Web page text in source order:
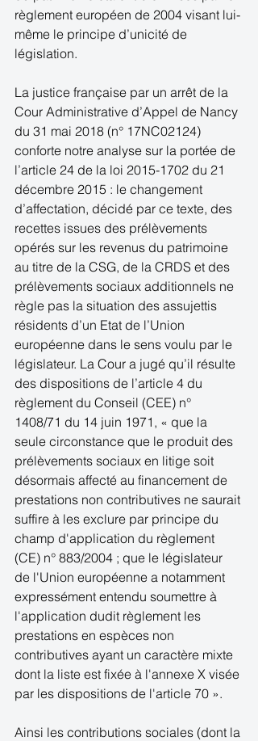
règlement européen de 2004 visant lui-
même le principe d’unicité de
législation.
La justice française par un arrêt de la
Cour Administrative d’Appel de Nancy
du 31 mai 2018 (n° 17NC02124)
conforte notre analyse sur la portée de
l’article 24 de la loi 2015-1702 du 21
décembre 2015 : le changement
d’affectation, décidé par ce texte, des
recettes issues des prélèvements
opérés sur les revenus du patrimoine
au titre de la CSG, de la CRDS et des
prélèvements sociaux additionnels ne
règle pas la situation des assujettis
résidents d’un Etat de l’Union
européenne dans le sens voulu par le
législateur. La Cour a jugé qu’il résulte
des dispositions de l’article 4 du
règlement du Conseil (CEE) n°
1408/71 du 14 juin 1971, « que la
seule circonstance que le produit des
prélèvements sociaux en litige soit
désormais affecté au financement de
prestations non contributives ne saurait
suffire à les exclure par principe du
champ d'application du règlement
(CE) n° 883/2004 ; que le législateur
de l'Union européenne a notamment
expressément entendu soumettre à
l'application dudit règlement les
prestations en espèces non
contributives ayant un caractère mixte
dont la liste est fixée à l'annexe X visée
par les dispositions de l'article 70 ».
Ainsi les contributions sociales (dont la